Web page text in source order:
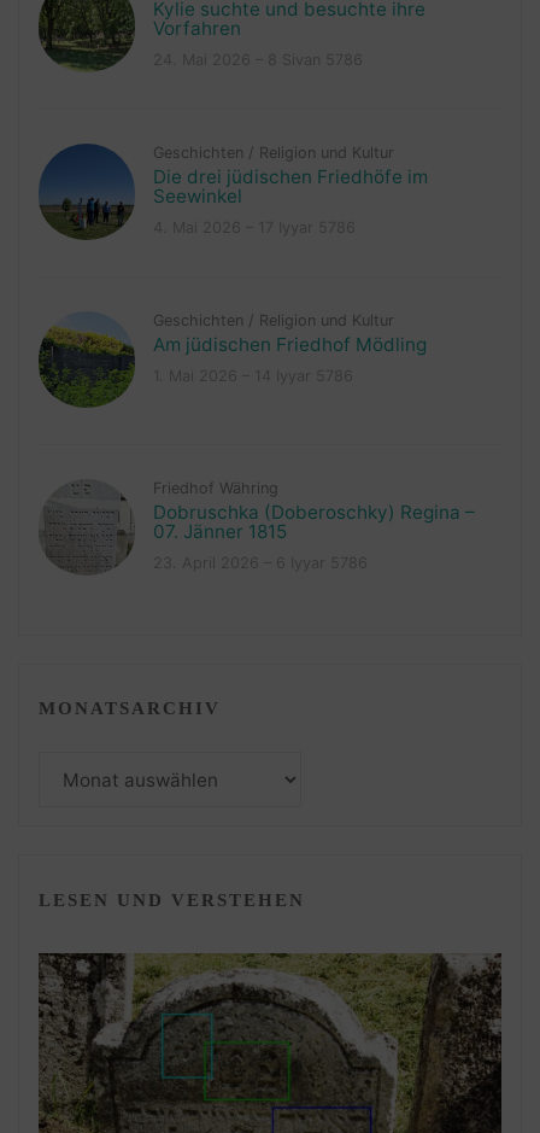
Kylie suchte und besuchte ihre
Vorfahren
Geschichten / Religion und Kultur
Die drei jüdischen Friedhöfe im
Seewinkel
Geschichten / Religion und Kultur
Am jüdischen Friedhof Mödling
Friedhof Währing
Dobruschka (Doberoschky) Regina –
07. Jänner 1815
MONATSARCHIV
LESEN UND VERSTEHEN